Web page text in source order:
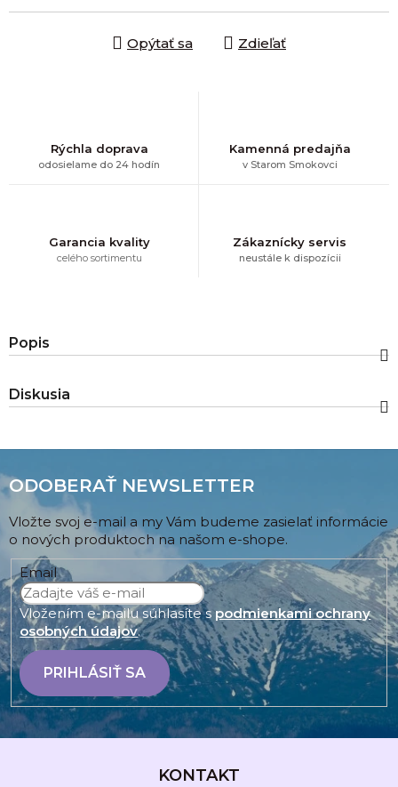
Opýtať sa Zdieľať
Rýchla doprava
odosielame do 24 hodín
Kamenná predajňa
v Starom Smokovci
Garancia kvality
celého sortimentu
Zákaznícky servis
neustále k dispozícii
Popis
Diskusia
ODOBERAŤ NEWSLETTER
Vložte svoj e-mail a my Vám budeme zasielať informácie
o nových produktoch na našom e-shope.
Email
Vložením e-mailu súhlasíte spodmienkami ochrany
osobných údajov.
PRIHLÁSIŤ SA
KONTAKT